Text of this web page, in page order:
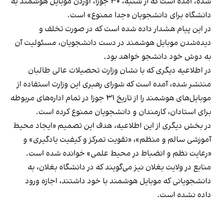
دانشگاه برای دانشجویان «جدا ممنوع» است.
در این پیام هشدار داده شده است که در صورت تخلف و
دیده‌شدن موبایل هوشمند در دست دانشجویان، مسئولیت آن
به دوش خود دانشجو خواهد بود.
در اطلاعیه دیگری که با نشان وزارت تحصیلات عالی طالبان
منتشر شده، آمده است که شورای رهبری این وزارت استفاده از
موبایل‌های هوشمند را از تاریخ ۳۱ جوزا در تمام اداره‌های مربوطه
برای استادان، کارمندان و دانشجویان ممنوع کرده است.
در بخش دیگری از این اطلاعیه، هدف این تصمیم «ایجاد محیط
آموزشی سالم و منظم»، «تقویت تمرکز و کیفیت یادگیری» و
«رعایت نظم و انضباط در محیط علمی» خوانده شده است.
منابع در ولایت بغلان نیز می‌گویند که در دانشگاه بغلان، به
دانشجویانی که موبایل هوشمند با خود داشتند، اجازه ورود
داده نشده است.